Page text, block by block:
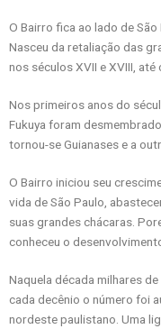
O Bairro fica ao lado de
Nasceu da retaliação das
nos séculos XVII e XVIII,
Nos primeiros anos do
Fukuya foram
tornou-se Guianases e a
O Bairro iniciou seu
vida de São Paulo,
suas grandes chácaras.
conheceu o
Naquela década milhares
cada decênio o número foi
nordeste paulistano. Uma